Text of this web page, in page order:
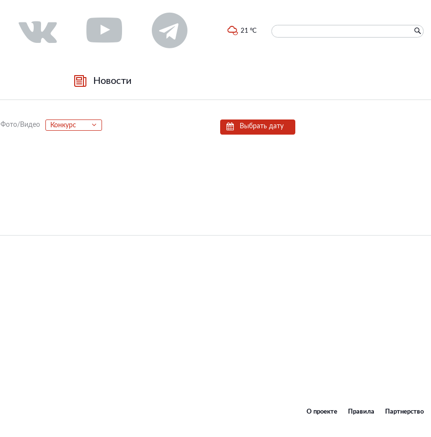
21 °C
Новости
Фото/Видео Конкурс Выбрать дату
О проекте Правила Партнерство